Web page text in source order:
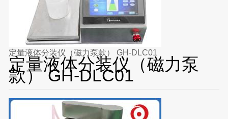
定量液体分装仪（磁力泵款） GH-DLC01
定量液体分装仪（磁力泵
款） GH-DLC01